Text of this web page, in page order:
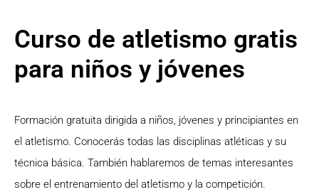
Curso de atletismo gratis
para niños y jóvenes
Formación gratuita dirigida a niños, jóvenes y principiantes en
el atletismo. Conocerás todas las disciplinas atléticas y su
técnica básica. También hablaremos de temas interesantes
sobre el entrenamiento del atletismo y la competición.